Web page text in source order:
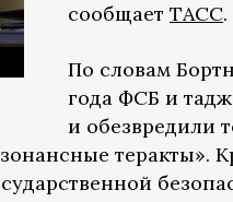
сообщает ТАСС.
По словам
года ФСБ и
и обезвредили
теракты».